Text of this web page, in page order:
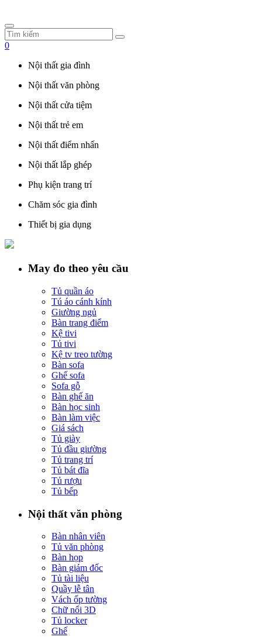
0
Nội thất gia đình
Nội thất văn phòng
Nội thất cửa tiệm
Nội thất trẻ em
Nội thất điểm nhấn
Nội thất lắp ghép
Phụ kiện trang trí
Chăm sóc gia đình
Thiết bị gia dụng
May đo theo yêu cầu
Tủ quần áo
Tú áo cánh kính
Giường ngủ
Bàn trang điểm
Kệ tivi
Tủ tivi
Kệ tv treo tường
Bàn sofa
Ghế sofa
Sofa gỗ
Bàn ghế ăn
Bàn học sinh
Bàn làm việc
Giá sách
Tủ giày
Tủ đầu giường
Tủ trang trí
Tủ bát đĩa
Tủ rượu
Tủ bếp
Nội thất văn phòng
Bàn nhân viên
Tủ văn phòng
Bàn họp
Bàn giám đốc
Tủ tài liệu
Quầy lễ tân
Vách ốp tường
Chữ nổi 3D
Tủ locker
Ghế